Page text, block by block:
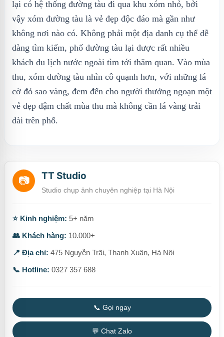
lại có hệ thống đường tàu đi qua khu xóm nhỏ, bởi
vậy xóm đường tàu là vẻ đẹp độc đáo mà gần như
không nơi nào có. Không phải một địa danh cụ thể dễ
dàng tìm kiếm, phố đường tàu lại được rất nhiều
khách du lịch nước ngoài tìm tới thăm quan. Vào mùa
thu, xóm đường tàu nhìn cô quạnh hơn, với những lá
cờ đỏ sao vàng, đem đến cho người thưởng ngoạn một
vẻ đẹp đậm chất mùa thu mà không cần lá vàng trải
dài trên phố.
📷 TT Studio
Studio chụp ảnh chuyên nghiệp tại Hà Nội
⭐ Kinh nghiệm: 5+ năm
👥 Khách hàng: 10.000+
📍 Địa chỉ: 475 Nguyễn Trãi, Thanh Xuân, Hà Nội
📞 Hotline: 0327 357 688
📞 Gọi ngay
💬 Chat Zalo